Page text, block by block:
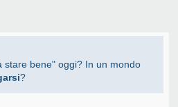
stare bene" oggi? In un mondo
?